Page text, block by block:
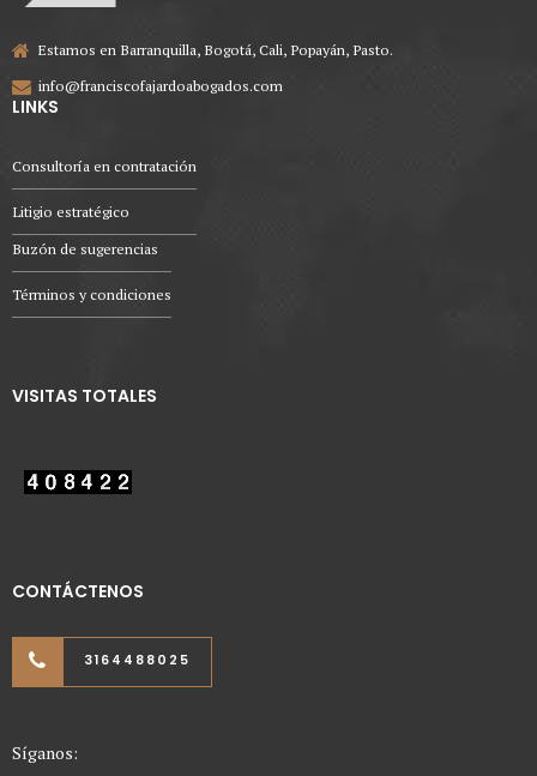
Estamos en Barranquilla, Bogotá, Cali, Popayán, Pasto.
info@franciscofajardoabogados.com
LINKS
Consultoría en contratación
Litigio estratégico
Buzón de sugerencias
Términos y condiciones
VISITAS TOTALES
CONTÁCTENOS
3164488025
Síganos: